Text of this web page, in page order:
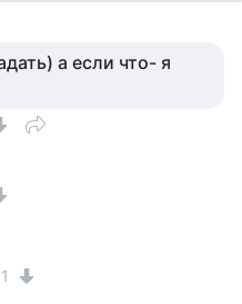
а если что- я
1